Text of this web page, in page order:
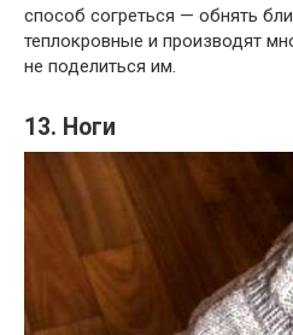
способ согреться — обнять
теплокровные и производят
не поделиться им.
13. Ноги